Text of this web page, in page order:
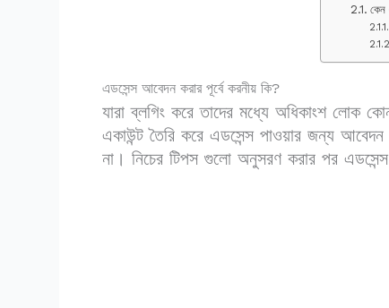
কেন
এডসেন্স আবেদন করার পূর্বে করনীয় কি?
যারা ব্লগিং করে তাদের মধ্যে অধিকাংশ লোক
একাউন্ট তৈরি করে এডসেন্স পাওয়ার জন্য
না। নিচের টিপস গুলো অনুসরণ করার পর